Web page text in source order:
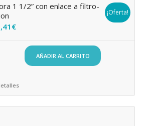
1 1/2” con enlace a filtro-
€El
actual
es:
¡Oferta!
AÑADIR AL CARRITO